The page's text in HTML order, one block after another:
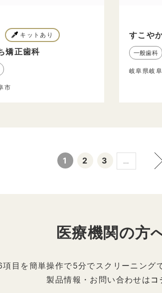
キットあり
矯正歯科
市
すこや
一般歯科
岐阜県岐
1 2 3 …
医療機関の方
目を簡単操作で5分でスクリーニング
製品情報・お問い合わせは コ